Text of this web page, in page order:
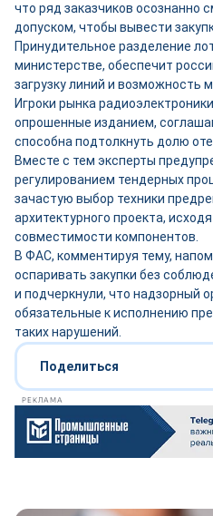
что ряд заказчиков осознанно
допуском, чтобы вывести
Принудительное разделение
министерстве, обеспечит
загрузку линий и возможность
Игроки рынка
опрошенные изданием,
способна подтолкнуть долю
Вместе с тем эксперты
регулированием тендерных
зачастую выбор техники
архитектурного проекта,
совместимости компонентов.
В ФАС, комментируя тему,
оспаривать закупки без
и подчеркнули, что надзорный
обязательные к исполнению
таких нарушений.
Поделиться
РЕКЛАМА